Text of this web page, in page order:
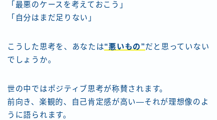
「最悪のケースを考えておこう」
「自分はまだ足りない」
こうした思考を、あなたは“悪いもの”だと思っていない
でしょうか。
世の中ではポジティブ思考が称賛されます。
前向き、楽観的、自己肯定感が高い―それが理想像のよ
うに語られます。